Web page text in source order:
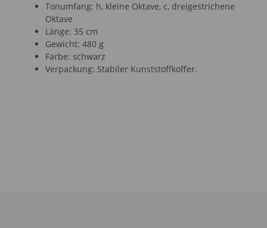
Tonumfang: h, kleine Oktave, c, dreigestrichene
Oktave
Länge: 35 cm
Gewicht: 480 g
Farbe: schwarz
Verpackung: Stabiler Kunststoffkoffer.